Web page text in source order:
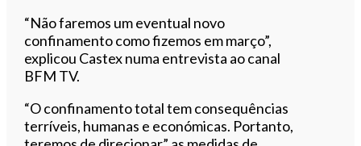
“Não faremos um eventual novo
confinamento como fizemos em março”,
explicou Castex numa entrevista ao canal
BFM TV.
“O confinamento total tem consequências
terríveis, humanas e económicas. Portanto,